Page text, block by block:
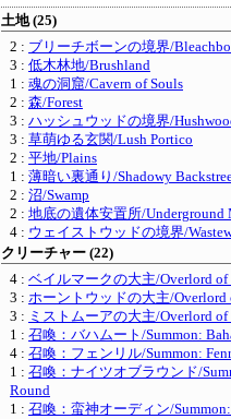
土地 (25)
2 : ブリーチボーンの境界/
3 : 低木林地/Brushland
1 : 魂の洞窟/Cavern of Souls
2 : 森/Forest
3 : ハッシュウッドの境界/
3 : 草萌ゆる玄関/Lush Portico
2 : 平地/Plains
1 : 薄暗い裏通り/Shadowy
2 : 沼/Swamp
2 : 地底の遺体安置所/Underground
4 : ウェイストウッドの境界/
クリーチャー (22)
4 : ベイルマークの大主/Overlord of
3 : ホーントウッドの大主/Overlord
3 : ミストムーアの大主/Overlord of
1 : 召喚：バハムート/Summon:
4 : 召喚：フェンリル/Summon:
1 : 召喚：ナイツオブラウンド/
Round
1 : 召喚：蛮神オーディン/